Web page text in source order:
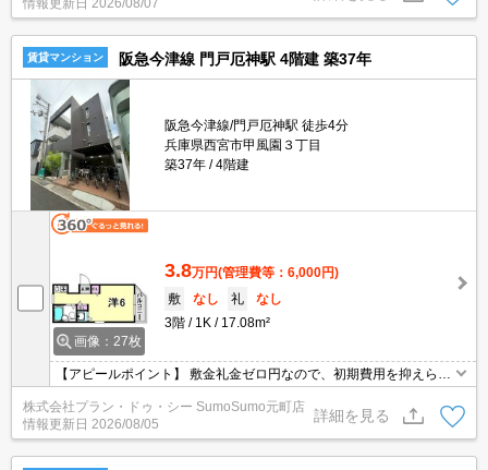
情報更新日 2026/08/07
賃貸マンション 阪急今津線 門戸厄神駅 4階建 築37年
阪急今津線/門戸厄神駅 徒歩4分
兵庫県西宮市甲風園３丁目
築37年
4階建
画像：27枚
3.8万円(管理費等：6,000円)
敷
なし 礼
なし
3階
1K 17.08m²
【アピールポイント】 敷金礼金ゼロ円なので、初期費用を抑えられ
ます。 インターネット無料◎
株式会社プラン・ドゥ・シー SumoSumo元町店
情報更新日 2026/08/05
詳細を見る